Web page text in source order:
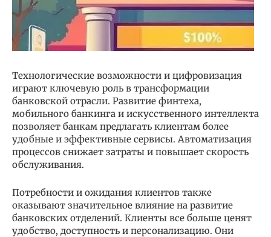
Технологические возможности и цифровизация
играют ключевую роль в трансформации
банковской отрасли. Развитие финтеха,
мобильного банкинга и искусственного интеллекта
позволяет банкам предлагать клиентам более
удобные и эффективные сервисы. Автоматизация
процессов снижает затраты и повышает скорость
обслуживания.
Потребности и ожидания клиентов также
оказывают значительное влияние на развитие
банковских отделений. Клиенты все больше ценят
удобство, доступность и персонализацию. Они